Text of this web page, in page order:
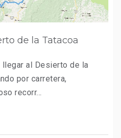
de la Tatacoa
al Desierto de la
por carretera,
recorr...